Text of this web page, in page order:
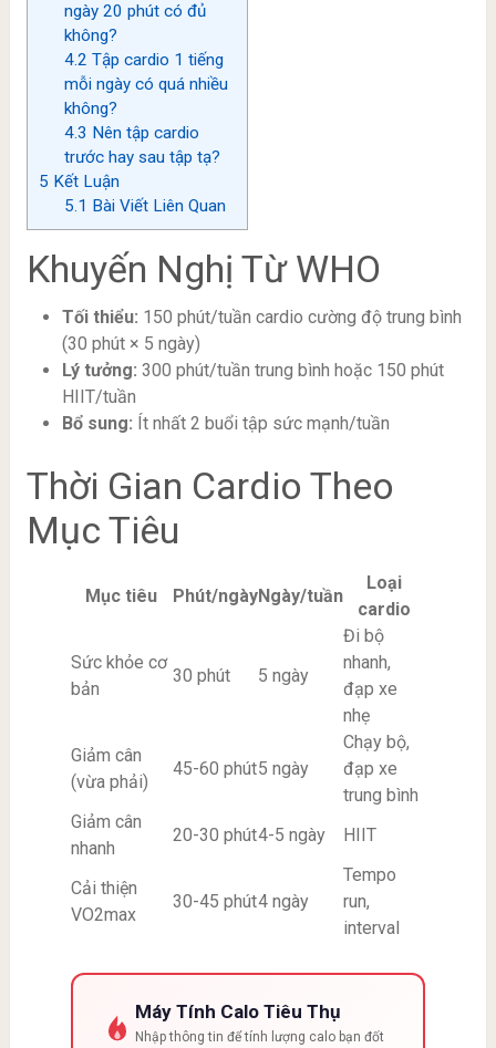
ngày 20 phút có đủ
không?
4.2 Tập cardio 1 tiếng
mỗi ngày có quá nhiều
không?
4.3 Nên tập cardio
trước hay sau tập tạ?
5 Kết Luận
5.1 Bài Viết Liên Quan
Khuyến Nghị Từ WHO
Tối thiểu: 150 phút/tuần cardio cường độ trung bình
(30 phút × 5 ngày)
Lý tưởng: 300 phút/tuần trung bình hoặc 150 phút
HIIT/tuần
Bổ sung: Ít nhất 2 buổi tập sức mạnh/tuần
Thời Gian Cardio Theo
Mục Tiêu
Mục tiêu Phút/ngàyNgày/tuần
Loại
cardio
Sức khỏe cơ
bản
30 phút 5 ngày
Đi bộ
nhanh,
đạp xe
nhẹ
Giảm cân
(vừa phải)
45-60 phút5 ngày
Chạy bộ,
đạp xe
trung bình
Giảm cân
nhanh
20-30 phút4-5 ngày HIIT
Cải thiện
VO2max
30-45 phút4 ngày
Tempo
run,
interval
Máy Tính Calo Tiêu Thụ
Nhập thông tin để tính lượng calo bạn đốt